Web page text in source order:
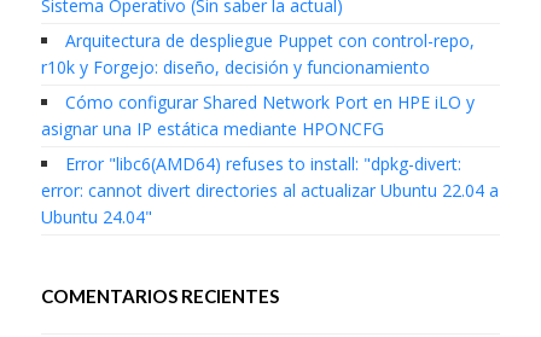
Sistema Operativo (Sin saber la actual)
Arquitectura de despliegue Puppet con control-repo,
r10k y Forgejo: diseño, decisión y funcionamiento
Cómo configurar Shared Network Port en HPE iLO y
asignar una IP estática mediante HPONCFG
Error "libc6(AMD64) refuses to install: "dpkg-divert:
error: cannot divert directories al actualizar Ubuntu 22.04 a
Ubuntu 24.04"
COMENTARIOS RECIENTES